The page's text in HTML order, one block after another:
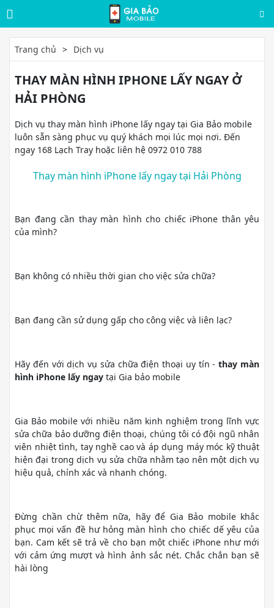
Trang chủ Dịch vụ
THAY MÀN HÌNH IPHONE LẤY NGAY Ở
HẢI PHÒNG
Dịch vụ thay màn hình iPhone lấy ngay tại Gia Bảo mobile
luôn sẵn sàng phục vụ quý khách mọi lúc mọi nơi. Đến
ngay 168 Lạch Tray hoặc liên hệ 0972 010 788
Thay màn hình iPhone lấy ngay tại Hải Phòng
Bạn đang cần thay màn hình cho chiếc iPhone thân yêu
của mình?
Bạn không có nhiều thời gian cho việc sửa chữa?
Bạn đang cần sử dụng gấp cho công việc và liên lạc?
Hãy đến với dịch vụ sửa chữa điện thoại uy tín -thay màn
hình iPhone lấy ngay tại Gia bảo mobile
Gia Bảo mobile với nhiều năm kinh nghiệm trong lĩnh vực
sửa chữa bảo dưỡng điện thoại, chúng tôi có đội ngũ nhân
viên nhiệt tình, tay nghề cao và áp dụng máy móc kỹ thuật
hiện đại trong dịch vụ sửa chữa nhằm tạo nên một dịch vụ
hiệu quả, chính xác và nhanh chóng.
Đừng chần chừ thêm nữa, hãy để Gia Bảo mobile khắc
phục mọi vấn đề hư hỏng màn hình cho chiếc dế yêu của
bạn. Cam kết sẽ trả về cho bạn một chiếc iPhone như mới
với cảm ứng mượt và hình ảnh sắc nét. Chắc chắn bạn sẽ
hài lòng